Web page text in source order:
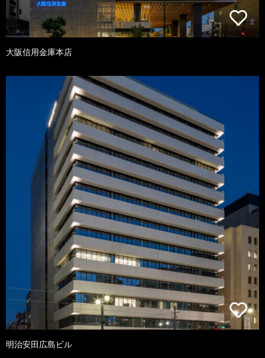
大阪信用金庫本店
明治安田広島ビル